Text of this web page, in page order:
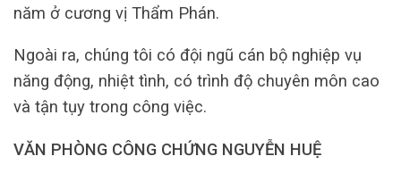
năm ở cương vị Thẩm Phán.
Ngoài ra, chúng tôi có đội ngũ cán bộ nghiệp vụ
năng động, nhiệt tình, có trình độ chuyên môn cao
và tận tụy trong công việc.
VĂN PHÒNG CÔNG CHỨNG NGUYỄN HUỆ